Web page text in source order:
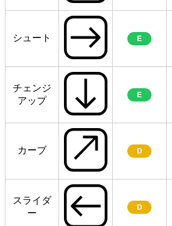
シュート E
チェンジ
アップ
E
カーブ D
スライダ
ー
D